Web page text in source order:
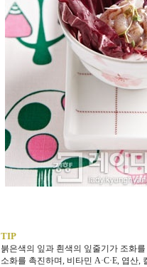
TIP
붉은색의 잎과 흰색의 잎줄기가 조화
소화를 촉진하며, 비타민 A·C·E, 엽산